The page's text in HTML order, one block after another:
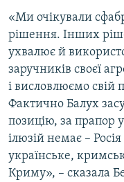
«Ми очікували
рішення. Інших
ухвалює й
заручників своєї
і висловлюємо свій
Фактично Балух
позицію, за прапор
ілюзій немає –
українське,
Криму», – сказала